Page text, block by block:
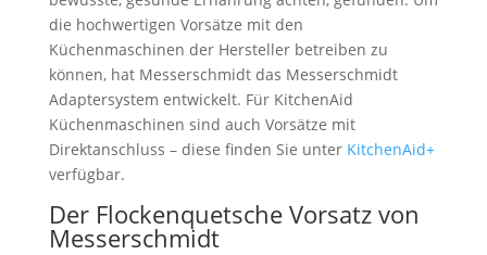
die hochwertigen Vorsätze mit den
Küchenmaschinen der Hersteller betreiben zu
können, hat Messerschmidt das Messerschmidt
Adaptersystem entwickelt. Für KitchenAid
Küchenmaschinen sind auch Vorsätze mit
Direktanschluss – diese finden Sie unter KitchenAid+
verfügbar.
Der Flockenquetsche Vorsatz von
Messerschmidt